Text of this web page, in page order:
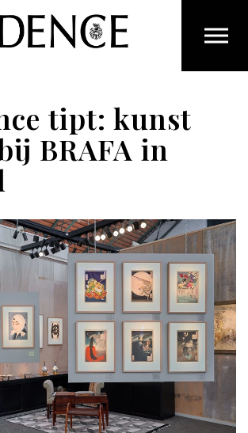
en ga direct naar de inhoud
tipt: kunst
BRAFA in